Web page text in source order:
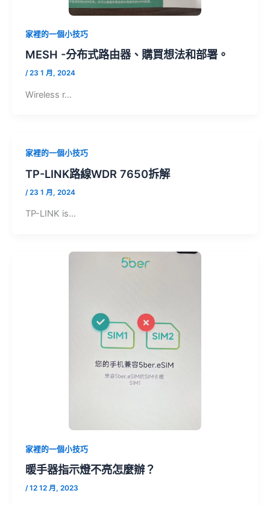
家裡的一個小技巧
MESH -分布式路由器、購買想法和部署。
/23 1 月, 2024
Wireless r…
家裡的一個小技巧
TP-LINK路線WDR 7650拆解
/23 1 月, 2024
TP-LINK is…
家裡的一個小技巧
暖手器指示燈不亮怎麼辦？
/12 12 月, 2023